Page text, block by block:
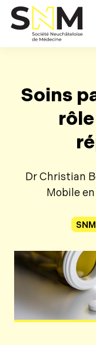
Soins
Dr Christian
Mobile